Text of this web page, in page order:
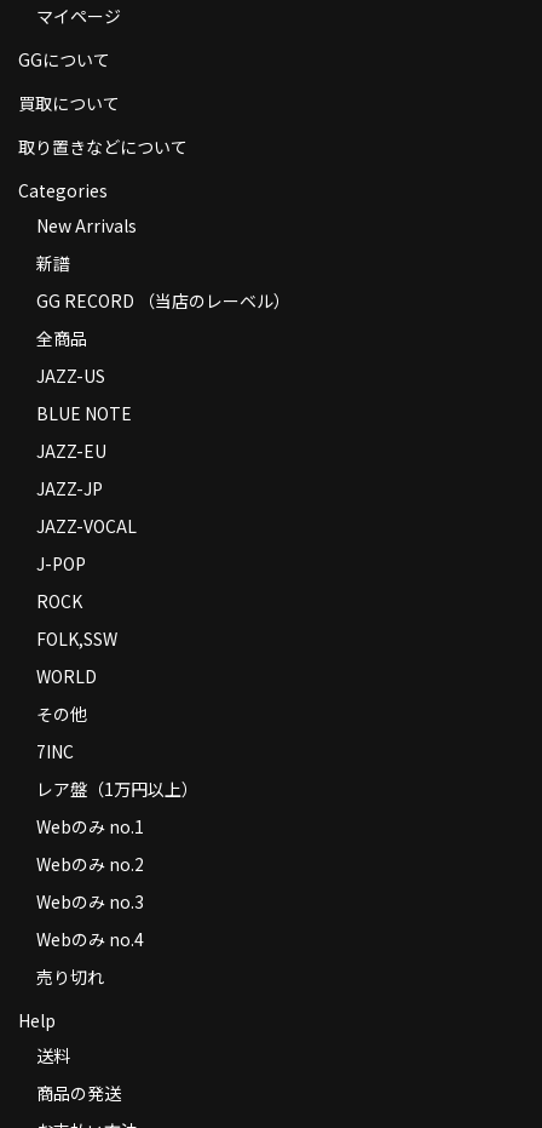
送料
商品の発送
お支払い方法
コンディション
Privacy Policy
Contact
マイページ
GGについて
買取について
取り置きなどについて
Categories
New Arrivals
新譜
GG RECORD （当店のレーベル）
全商品
JAZZ-US
BLUE NOTE
JAZZ-EU
JAZZ-JP
JAZZ-VOCAL
J-POP
ROCK
FOLK,SSW
WORLD
その他
7INC
レア盤（1万円以上）
Webのみ no.1
Webのみ no.2
Webのみ no.3
Webのみ no.4
売り切れ
Help
送料
商品の発送